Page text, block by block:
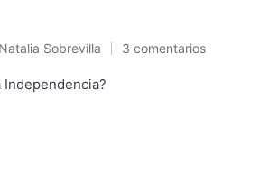
Natalia Sobrevilla 3 comentarios